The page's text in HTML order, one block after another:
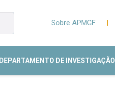
Sobre APMGF |
DEPARTAMENTO DE INVESTIGAÇÃO